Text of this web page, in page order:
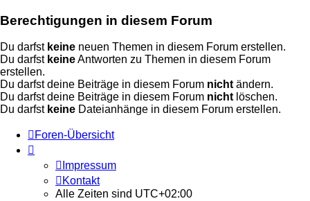
Berechtigungen in diesem Forum
Du darfst keine neuen Themen in diesem Forum erstellen.
Du darfst keineAntworten zu Themen in diesem Forum
erstellen.
Du darfst deine Beiträge in diesem Forum nicht ändern.
Du darfst deine Beiträge in diesem Forum nicht löschen.
Du darfst keine Dateianhänge in diesem Forum erstellen.
Foren-Übersicht
Impressum
Kontakt
Alle Zeiten sind UTC+02:00